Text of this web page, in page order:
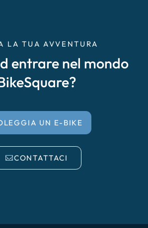
LA TUA AVVENTURA
entrare nel mondo
UN E-BIKE
CONTATTACI